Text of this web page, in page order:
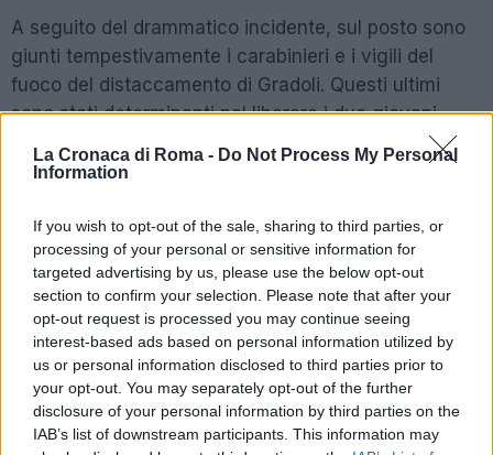
La Cronaca di Roma - Do Not Process My Personal
Information
If you wish to opt-out of the sale, sharing to third parties, or
processing of your personal or sensitive information for
targeted advertising by us, please use the below opt-out
section to confirm your selection. Please note that after your
opt-out request is processed you may continue seeing
interest-based ads based on personal information utilized by
us or personal information disclosed to third parties prior to
your opt-out. You may separately opt-out of the further
disclosure of your personal information by third parties on the
IAB’s list of downstream participants. This information may
A seguito del drammatico incidente, sul posto sono
giunti tempestivamente i carabinieri e i vigili del
fuoco del distaccamento di Gradoli. Questi ultimi
sono stati determinanti nel liberare i due giovani
dalle lamiere dell’auto, operazione che si è rivelata
complessa e delicata. Dopo essere stati estratti, i
operatori sanitari del 118. Considerando la gravità
delle loro condizioni, i soccorritori hanno
immediatamente richiesto l’intervento
dell’eliambulanza. Uno dei giovani è stato trasportato
al San Camillo, mentre l’altro è stato trasferito al
Policlinico Agostino Gemelli, entrambi a Roma.
POTREBBE INTERESSARTI